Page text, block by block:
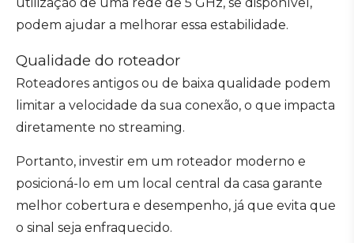
podem ajudar a melhorar essa estabilidade.
Qualidade do roteador
Roteadores antigos ou de baixa qualidade podem
limitar a velocidade da sua conexão, o que impacta
diretamente no streaming.
Portanto, investir em um roteador moderno e
posicioná-lo em um local central da casa garante
melhor cobertura e desempenho, já que evita que
o sinal seja enfraquecido.